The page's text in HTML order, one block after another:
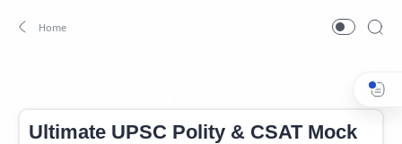
Ultimate UPSC Polity & CSAT Mock